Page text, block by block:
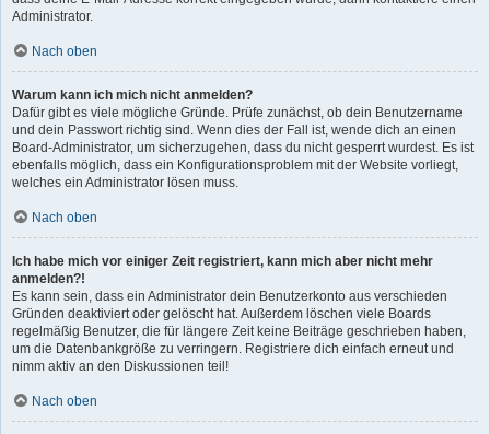
Administrator.
Nach oben
Warum kann ich mich nicht anmelden?
Dafür gibt es viele mögliche Gründe. Prüfe zunächst, ob dein Benutzername
und dein Passwort richtig sind. Wenn dies der Fall ist, wende dich an einen
Board-Administrator, um sicherzugehen, dass du nicht gesperrt wurdest. Es ist
ebenfalls möglich, dass ein Konfigurationsproblem mit der Website vorliegt,
welches ein Administrator lösen muss.
Nach oben
Ich habe mich vor einiger Zeit registriert, kann mich aber nicht mehr
anmelden?!
Es kann sein, dass ein Administrator dein Benutzerkonto aus verschieden
Gründen deaktiviert oder gelöscht hat. Außerdem löschen viele Boards
regelmäßig Benutzer, die für längere Zeit keine Beiträge geschrieben haben,
um die Datenbankgröße zu verringern. Registriere dich einfach erneut und
nimm aktiv an den Diskussionen teil!
Nach oben